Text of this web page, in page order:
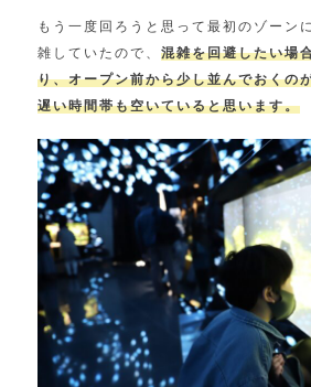
もう一度回ろうと思って最初のゾーン
雑していたので、 混雑を回避したい場
り、オープン前から少し並んでおくの
遅い時間帯も空いていると思います。